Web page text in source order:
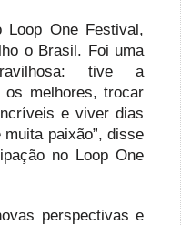
Loop One Festival,
o Brasil. Foi uma
tive a
os melhores, trocar
e viver dias
paixão”, disse
no Loop One
perspectivas e